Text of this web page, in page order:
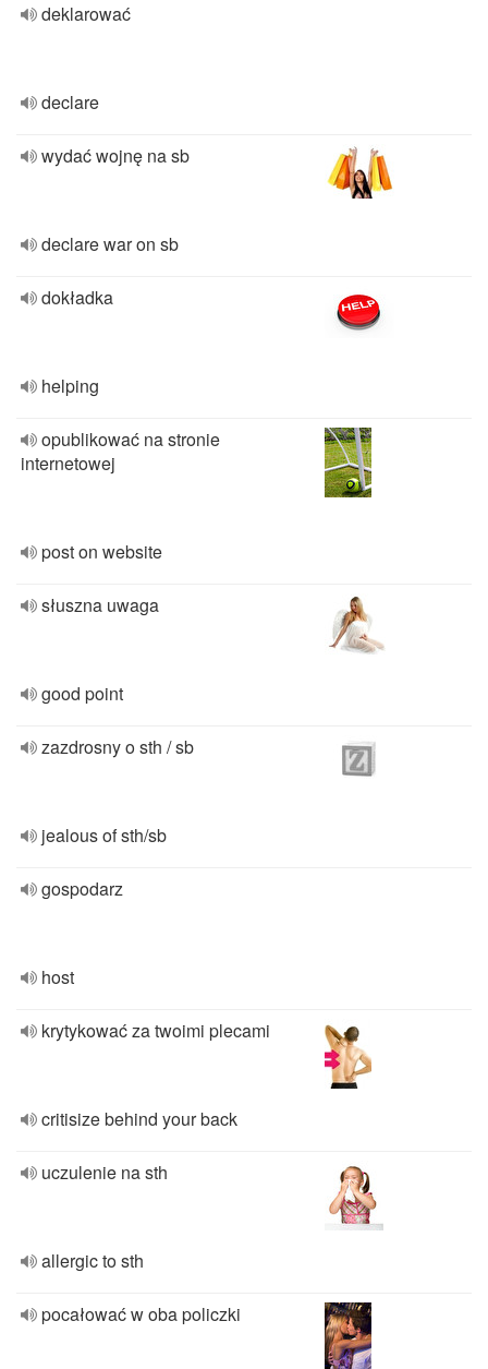
deklarować
declare
wydać wojnę na sb
declare war on sb
dokładka
helping
opublikować na stronie
internetowej
post on website
słuszna uwaga
good point
zazdrosny o sth / sb
jealous of sth/sb
gospodarz
host
krytykować za twoimi plecami
critisize behind your back
uczulenie na sth
allergic to sth
pocałować w oba policzki